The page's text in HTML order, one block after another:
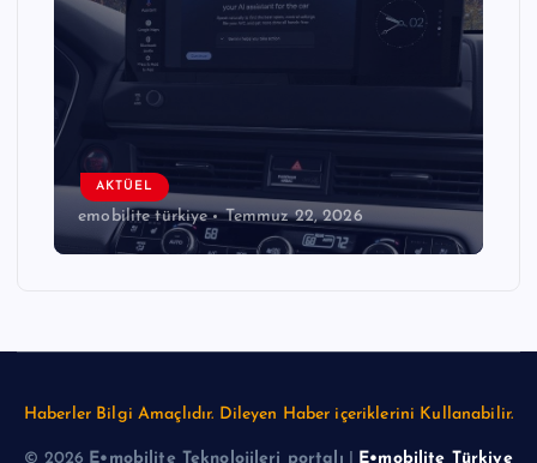
AKTÜEL
emobilite türkiye Temmuz 22, 2026
Haberler Bilgi Amaçlıdır. Dileyen Haber içeriklerini Kullanabilir.
© 2026 E•mobilite Teknolojileri portalı E•mobilite Türkiye